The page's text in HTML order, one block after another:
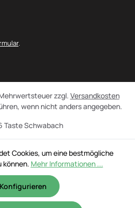
.
Taste Schwabach
zzgl. Versandkosten
wenn nicht anders angegeben.
Cookies, um eine bestmögliche
können. Mehr Informationen ...
Konfigurieren